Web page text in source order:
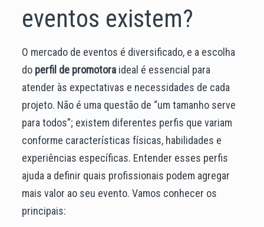
eventos existem?
O mercado de eventos é diversificado, e a escolha
do perfil de promotoraideal é essencial para
atender às expectativas e necessidades de cada
projeto. Não é uma questão de “um tamanho serve
para todos”; existem diferentes perfis que variam
conforme características físicas, habilidades e
experiências específicas. Entender esses perfis
ajuda a definir quais profissionais podem agregar
mais valor ao seu evento. Vamos conhecer os
principais: